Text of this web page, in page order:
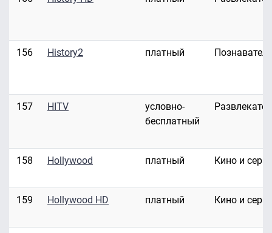
156 History2 платный
157 HITV
условно-
бесплатный
158 Hollywood платный Кино и
159 Hollywood HD платный Кино и